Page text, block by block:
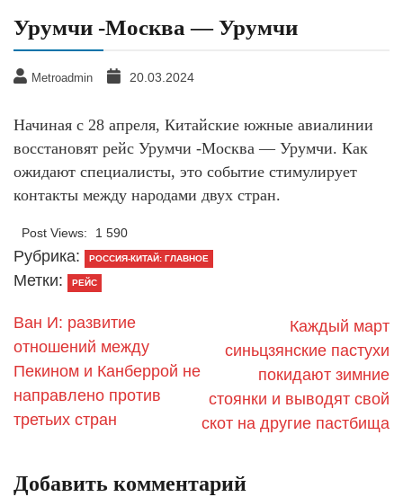
Урумчи -Москва — Урумчи
Metroadmin 20.03.2024
Начиная с 28 апреля, Китайские южные авиалинии
восстановят рейс Урумчи -Москва — Урумчи. Как
ожидают специалисты, это событие стимулирует
контакты между народами двух стран.
Post Views: 1 590
Рубрика: РОССИЯ-КИТАЙ: ГЛАВНОЕ
Метки: РЕЙС
Ван И: развитие
отношений между
Пекином и Канберрой не
направлено против
третьих стран
Каждый март
синьцзянские пастухи
покидают зимние
стоянки и выводят свой
скот на другие пастбища
Добавить комментарий